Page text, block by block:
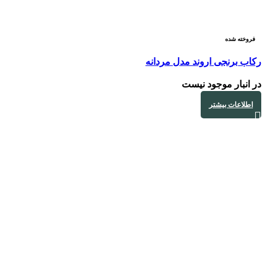
فروخته شده
رکاب برنجی اروند مدل مردانه
در انبار موجود نیست
اطلاعات بیشتر